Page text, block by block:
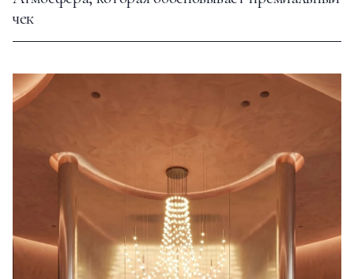
чек